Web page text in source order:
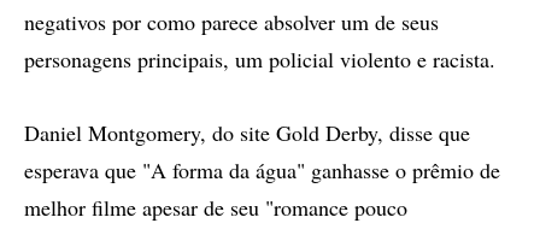
negativos por como parece absolver um de seus
personagens principais, um policial violento e racista.
Daniel Montgomery, do site Gold Derby, disse que
esperava que "A forma da água" ganhasse o prêmio de
melhor filme apesar de seu "romance pouco